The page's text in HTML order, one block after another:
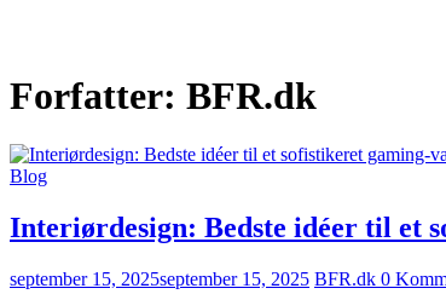
Forfatter: BFR.dk
Blog
Interiørdesign: Bedste idéer til et
september 15, 2025september 15, 2025 BFR.dk 0